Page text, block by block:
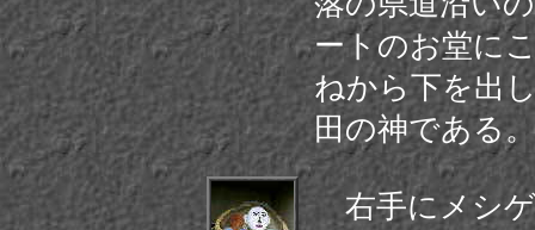
ートのお堂に
ねから下を出
田の神である。
右手にメシ